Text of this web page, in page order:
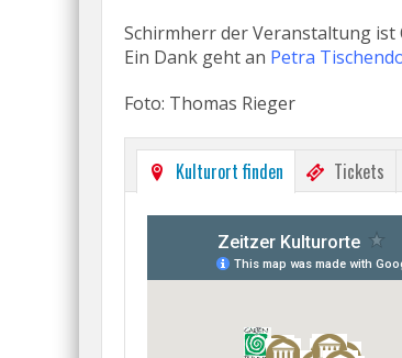
Schirmherr der Veranstaltung
Ein Dank geht an Petra
Foto: Thomas Rieger
Kulturort finden Tickets